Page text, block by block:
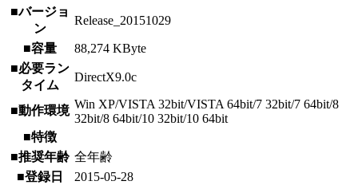
■バージョ
ン
Release_20151029
■容量
88,274 KByte
■必要ラン
タイム
DirectX9.0c
■動作環境 Win XP/VISTA 32bit/VISTA 64bit/7 32bit/7 64bit/8
32bit/8 64bit/10 32bit/10 64bit
■特徴
■推奨年齢 全年齢
■登録日
2015-05-28